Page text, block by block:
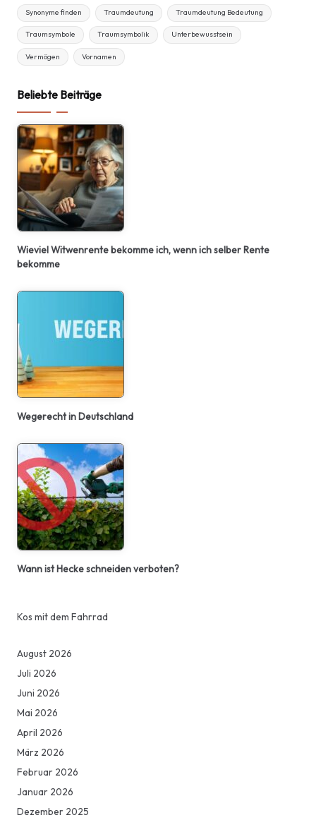
Synonyme finden Traumdeutung Traumdeutung Bedeutung
Traumsymbole Traumsymbolik Unterbewusstsein
Vermögen Vornamen
Beliebte Beiträge
Wieviel Witwenrente bekomme ich, wenn ich selber Rente
bekomme
Wegerecht in Deutschland
Wann ist Hecke schneiden verboten?
Kos mit dem Fahrrad
August 2026
Juli 2026
Juni 2026
Mai 2026
April 2026
März 2026
Februar 2026
Januar 2026
Dezember 2025